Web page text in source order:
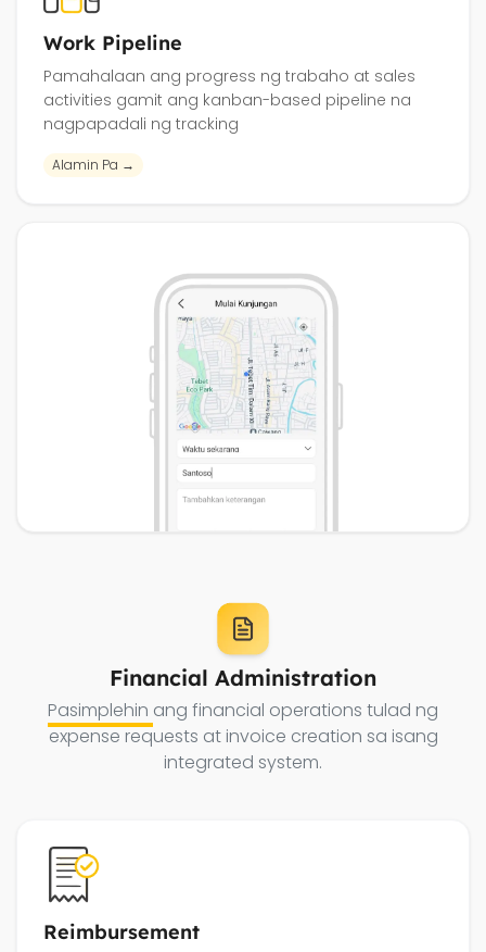
Work Pipeline
Pamahalaan ang progress ng trabaho at sales
activities gamit ang kanban-based pipeline na
nagpapadali ng tracking
Alamin Pa →
Financial Administration
Pasimplehin ang financial operations tulad ng
expense requests at invoice creation sa isang
integrated system.
Reimbursement